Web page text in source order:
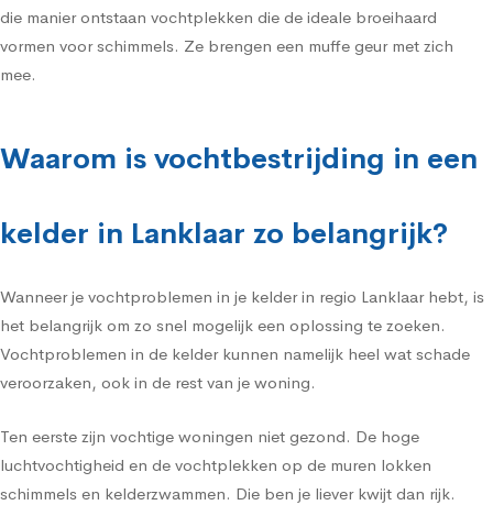
die manier ontstaan vochtplekken die de ideale broeihaard
vormen voor schimmels. Ze brengen een muffe geur met zich
mee.
Waarom is vochtbestrijding in een
kelder in Lanklaar zo belangrijk?
Wanneer je vochtproblemen in je kelder in regio Lanklaar hebt, is
het belangrijk om zo snel mogelijk een oplossing te zoeken.
Vochtproblemen in de kelder kunnen namelijk heel wat schade
veroorzaken, ook in de rest van je woning.
Ten eerste zijn vochtige woningen niet gezond. De hoge
luchtvochtigheid en de vochtplekken op de muren lokken
schimmels en kelderzwammen. Die ben je liever kwijt dan rijk.